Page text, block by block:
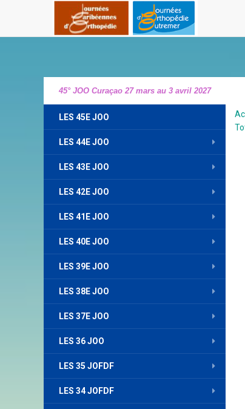
45° JOO Curaçao 27 mars au 3 avril 2027
LES 45E JOO
LES 44E JOO
LES 43E JOO
LES 42E JOO
LES 41E JOO
LES 40E JOO
LES 39E JOO
LES 38E JOO
LES 37E JOO
LES 36 JOO
LES 35 JOFDF
LES 34 JOFDF